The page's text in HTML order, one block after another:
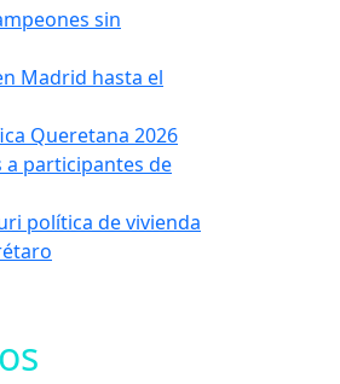
sin
Madrid hasta el
Queretana 2026
participantes de
política de vivienda